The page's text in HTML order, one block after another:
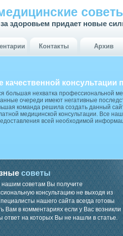
здоровьем придает новые
Контакты Архив
качественной консультации
большая нехватка профессиональной
очереди имеют негативные
команда решила создать данный
медицинской консультации. Все
всей необходимой
советы
советам Вы получите
консультацию не выходя из
нашего сайта всегда готовы
Вам в комментариях если у Вас возникли
ответ на которых Вы не нашли в статье.